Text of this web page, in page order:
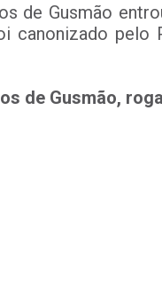
de Gusmão
canonizado pelo
de Gusmão,